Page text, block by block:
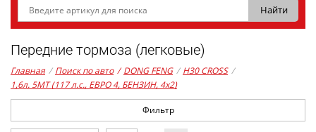
Передние тормоза (легковые)
Главная / Поиск по авто / DONG FENG / H30 CROSS /
1,6л. 5MT (117 л.с., ЕВРО 4, БЕНЗИН, 4x2)
Фильтр